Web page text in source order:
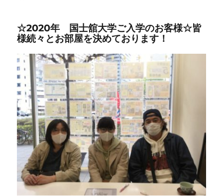
リ
ー
☆2020年 国士舘大学ご入学のお客様☆皆
様続々とお部屋を決めております！